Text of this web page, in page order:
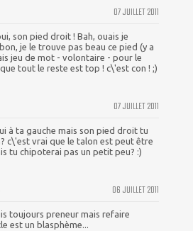
07 JUILLET 2011
son pied droit ! Bah, ouais je
je le trouve pas beau ce pied (y a
jeu de mot - volontaire - pour le
tout le reste est top ! c\'est con ! ;)
07 JUILLET 2011
à ta gauche mais son pied droit tu
c\'est vrai que le talon est peut être
tu chipoterai pas un petit peu? :)
06 JUILLET 2011
toujours preneur mais refaire
est un blasphème...